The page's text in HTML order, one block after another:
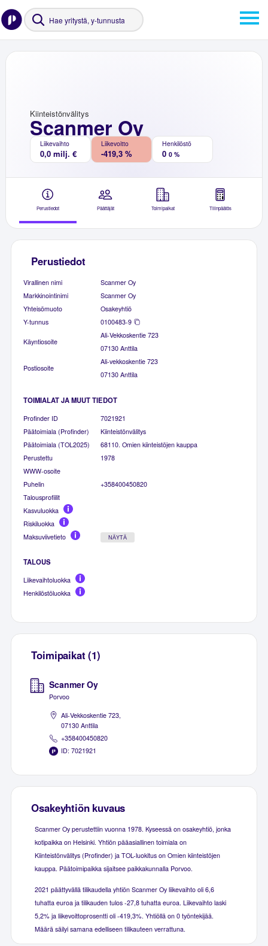
Scanmer Oy
Kiinteistönvälitys
Liikevaihto
0,0 milj. €
Liikevoitto
-419,3 %
Henkilöstö
0 0 %
Perustiedot Päättäjät Toimipaikat Tilinpäätös
Perustiedot
Virallinen nimi
Scanmer Oy
Markkinointinimi
Scanmer Oy
Yhteisömuoto
Osakeyhtiö
Y-tunnus
0100483-9
Käyntiosoite
Ali-Vekkoskentie 723
07130 Anttila
Postiosoite
Ali-vekkoskentie 723
07130 Anttila
TOIMIALAT JA MUUT TIEDOT
Profinder ID
7021921
Päätoimiala (Profinder)
Kiinteistönvälitys
Päätoimiala (TOL2025)
68110. Omien kiinteistöjen kauppa
Perustettu
1978
WWW-osoite
Puhelin
+358400450820
Talousprofiilit
Kasvuluokka
Riskiluokka
Maksuviivetieto
NÄYTÄ
TALOUS
Liikevaihtoluokka
Henkilöstöluokka
Toimipaikat (1)
Scanmer Oy
Porvoo
Ali-Vekkoskentie 723,
07130 Anttila
+358400450820
ID: 7021921
Osakeyhtiön kuvaus
Scanmer Oy perustettiin vuonna 1978. Kyseessä on osakeyhtiö, jonka
kotipaikka on Helsinki. Yhtiön pääasiallinen toimiala on
Kiinteistönvälitys (Profinder) ja TOL-luokitus on Omien kiinteistöjen
kauppa. Päätoimipaikka sijaitsee paikkakunnalla Porvoo.
2021 päättyvällä tilikaudella yhtiön Scanmer Oy liikevaihto oli 6,6
tuhatta euroa ja tilikauden tulos -27,8 tuhatta euroa. Liikevaihto laski
5,2% ja liikevoittoprosentti oli -419,3%. Yhtiöllä on 0 työntekijää.
Määrä säilyi samana edelliseen tilikauteen verrattuna.